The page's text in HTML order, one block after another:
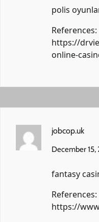
polis
References:
https://
online-
jobcop.uk
December 15,
fantasy
References:
https://